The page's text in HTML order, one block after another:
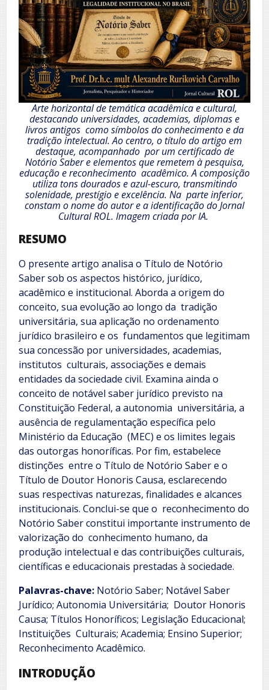
Arte horizontal de temática acadêmica e cultural,
destacando universidades, academias, diplomas e
livros antigos como símbolos do conhecimento e da
tradição intelectual. Ao centro, o título do artigo em
destaque, acompanhado por um certificado de
Notório Saber e elementos que remetem à pesquisa,
educação e reconhecimento acadêmico. A composição
utiliza tons dourados e azul-escuro, transmitindo
solenidade, prestígio e excelência. Na parte inferior,
constam o nome do autor e a identificação do Jornal
Cultural ROL. Imagem criada por IA.
RESUMO
O presente artigo analisa o Título de Notório
Saber sob os aspectos histórico, jurídico,
acadêmico e institucional. Aborda a origem do
conceito, sua evolução ao longo da tradição
universitária, sua aplicação no ordenamento
jurídico brasileiro e os fundamentos que legitimam
sua concessão por universidades, academias,
institutos culturais, associações e demais
entidades da sociedade civil. Examina ainda o
conceito de notável saber jurídico previsto na
Constituição Federal, a autonomia universitária, a
ausência de regulamentação específica pelo
Ministério da Educação (MEC) e os limites legais
das outorgas honoríficas. Por fim, estabelece
distinções entre o Título de Notório Saber e o
Título de Doutor Honoris Causa, esclarecendo
suas respectivas naturezas, finalidades e alcances
institucionais. Conclui-se que o reconhecimento do
Notório Saber constitui importante instrumento de
valorização do conhecimento humano, da
produção intelectual e das contribuições culturais,
científicas e educacionais prestadas à sociedade.
Palavras-chave: Notório Saber; Notável Saber
Jurídico; Autonomia Universitária; Doutor Honoris
Causa; Títulos Honoríficos; Legislação Educacional;
Instituições Culturais; Academia; Ensino Superior;
Reconhecimento Acadêmico.
INTRODUÇÃO